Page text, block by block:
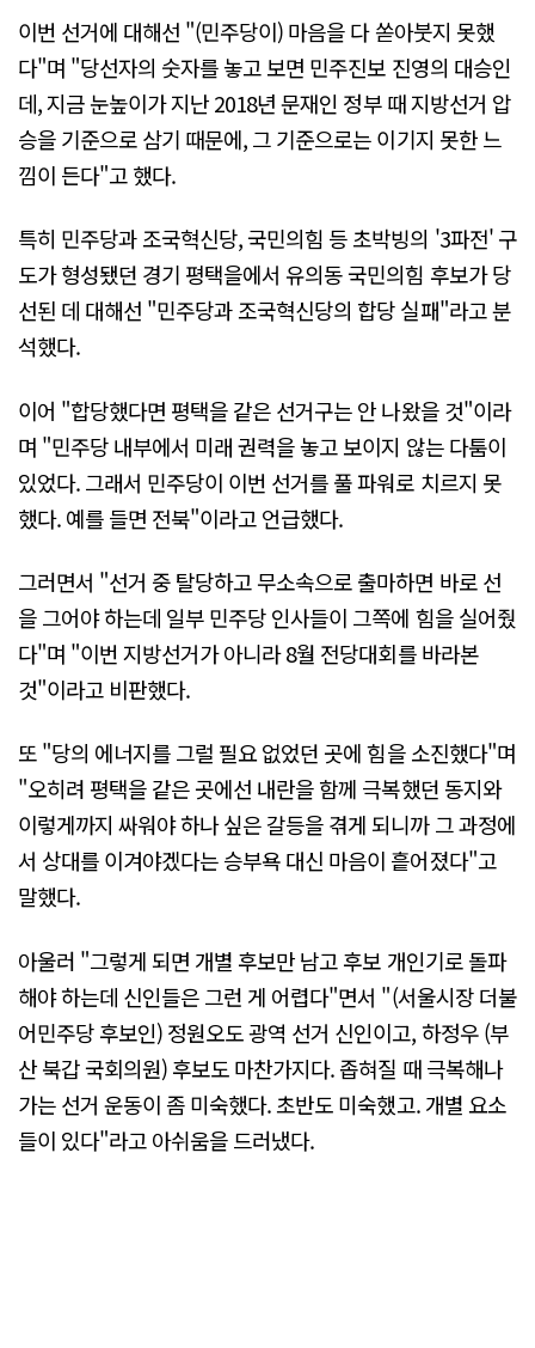
이번 선거에 대해선 "(민주당이) 마음을 다 쏟아붓지 못했
다"며 "당선자의 숫자를 놓고 보면 민주진보 진영의 대승인
데, 지금 눈높이가 지난 2018년 문재인 정부 때 지방선거 압
승을 기준으로 삼기 때문에, 그 기준으로는 이기지 못한 느
낌이 든다"고 했다.
특히 민주당과 조국혁신당, 국민의힘 등 초박빙의 '3파전' 구
도가 형성됐던 경기 평택을에서 유의동 국민의힘 후보가 당
선된 데 대해선 "민주당과 조국혁신당의 합당 실패"라고 분
석했다.
이어 "합당했다면 평택을 같은 선거구는 안 나왔을 것"이라
며 "민주당 내부에서 미래 권력을 놓고 보이지 않는 다툼이
있었다. 그래서 민주당이 이번 선거를 풀 파워로 치르지 못
했다. 예를 들면 전북"이라고 언급했다.
그러면서 "선거 중 탈당하고 무소속으로 출마하면 바로 선
을 그어야 하는데 일부 민주당 인사들이 그쪽에 힘을 실어줬
다"며 "이번 지방선거가 아니라 8월 전당대회를 바라본
것"이라고 비판했다.
또 "당의 에너지를 그럴 필요 없었던 곳에 힘을 소진했다"며
"오히려 평택을 같은 곳에선 내란을 함께 극복했던 동지와
이렇게까지 싸워야 하나 싶은 갈등을 겪게 되니까 그 과정에
서 상대를 이겨야겠다는 승부욕 대신 마음이 흩어졌다"고
말했다.
아울러 "그렇게 되면 개별 후보만 남고 후보 개인기로 돌파
해야 하는데 신인들은 그런 게 어렵다"면서 "(서울시장 더불
어민주당 후보인) 정원오도 광역 선거 신인이고, 하정우 (부
산 북갑 국회의원) 후보도 마찬가지다. 좁혀질 때 극복해나
가는 선거 운동이 좀 미숙했다. 초반도 미숙했고. 개별 요소
들이 있다"라고 아쉬움을 드러냈다.